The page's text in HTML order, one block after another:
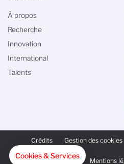
PAGE
SECONDAIRE
Crédits Gestion des cookies
Mentions
À propos
Recherche
Innovation
International
Talents
Cookies & Services